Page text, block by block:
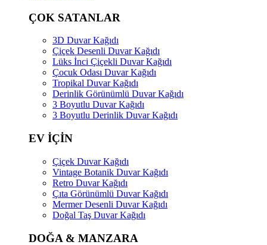
ÇOK SATANLAR
3D Duvar Kağıdı
Çiçek Desenli Duvar Kağıdı
Lüks İnci Çiçekli Duvar Kağıdı
Çocuk Odası Duvar Kağıdı
Tropikal Duvar Kağıdı
Derinlik Görünümlü Duvar Kağıdı
3 Boyutlu Duvar Kağıdı
3 Boyutlu Derinlik Duvar Kağıdı
EV İÇİN
Çiçek Duvar Kağıdı
Vintage Botanik Duvar Kağıdı
Retro Duvar Kağıdı
Çıta Görünümlü Duvar Kağıdı
Mermer Desenli Duvar Kağıdı
Doğal Taş Duvar Kağıdı
DOĞA & MANZARA